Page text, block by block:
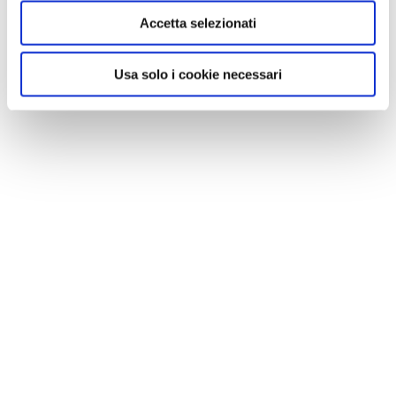
Accetta selezionati
Usa solo i cookie necessari